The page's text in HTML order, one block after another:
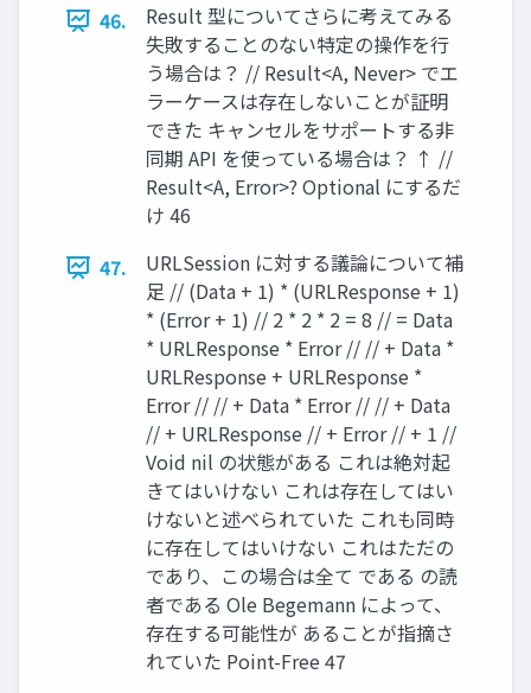
46.
Result 型についてさらに考えてみる
失敗することのない特定の操作を⾏
う場合は？ // Result<A, Never> でエ
ラーケースは存在しないことが証明
できた キャンセルをサポートする⾮
同期 API を使っている場合は？ ↑ //
Result<A, Error>? Optional にするだ
け 46
47.
URLSession に対する議論について補
⾜ // (Data + 1) * (URLResponse + 1)
* (Error + 1) // 2 * 2 * 2 = 8 // = Data
* URLResponse * Error // // + Data *
URLResponse + URLResponse *
Error // // + Data * Error // // + Data
// + URLResponse // + Error // + 1 //
Void nil の状態がある これは絶対起
きてはいけない これは存在してはい
けないと述べられていた これも同時
に存在してはいけない これはただの
であり、この場合は全て である の読
者である Ole Begemann によって、
存在する可能性が あることが指摘さ
れていた Point-Free 47